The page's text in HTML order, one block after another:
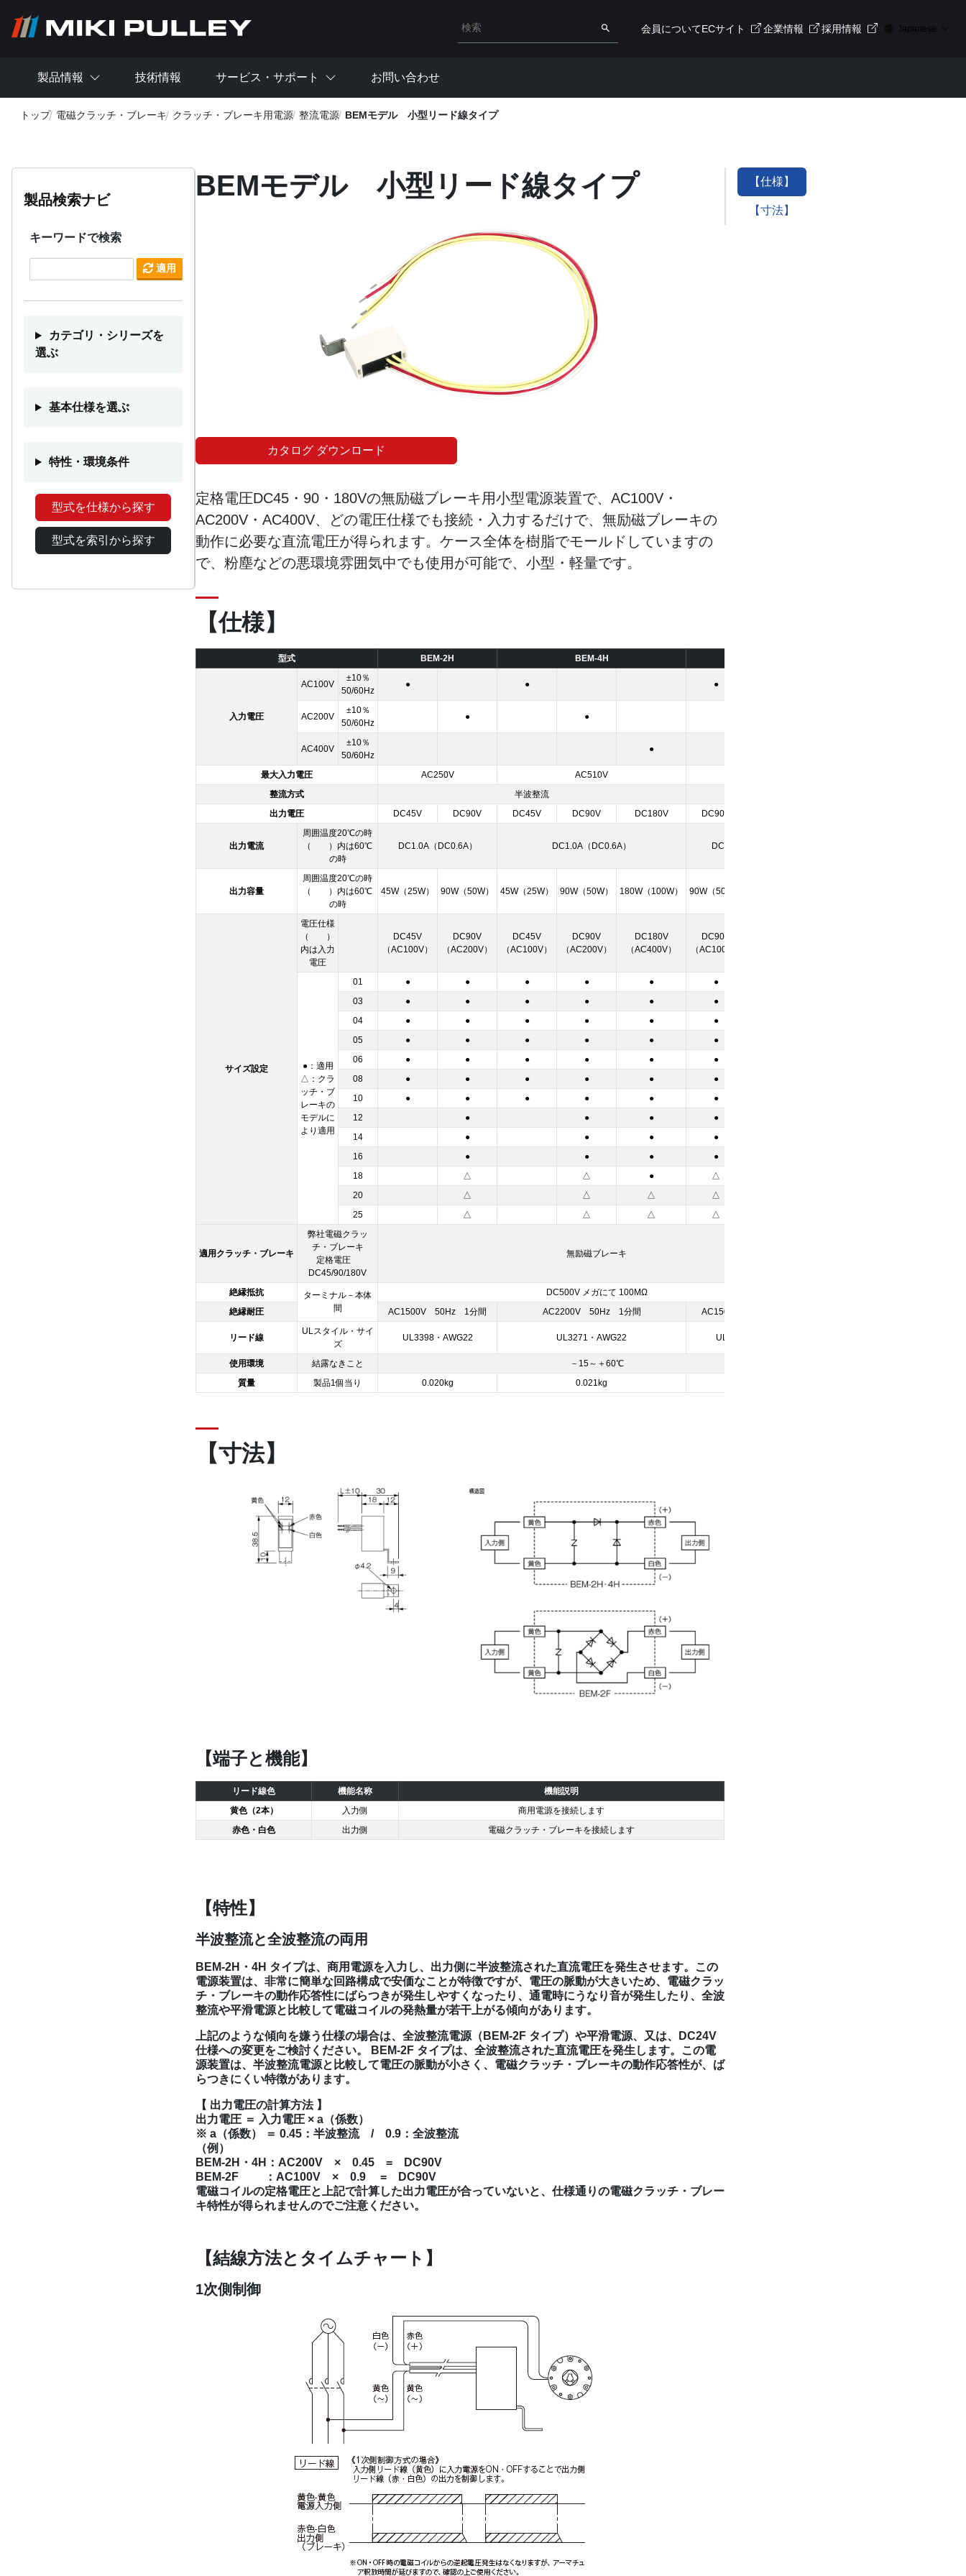
検索キーワード入力 検索
会員についてECサイト 企業情報 採用情報 Japanese
製品情報 技術情報 サービス・サポート お問い合わせ
トップ 電磁クラッチ・ブレーキ クラッチ・ブレーキ用電源 整流電源 BEMモデル 小型リード線タイプ
製品検索ナビ
キーワードで検索
適用
カテゴリ・シリーズを
選ぶ
基本仕様を選ぶ
特性・環境条件
型式を仕様から探す
型式を索引から探す
BEMモデル 小型リード線タイプ
カタログ ダウンロード
定格電圧DC45・90・180Vの無励磁ブレーキ用小型電源装置で、AC100V・
AC200V・AC400V、どの電圧仕様でも接続・入力するだけで、無励磁ブレーキの
動作に必要な直流電圧が得られます。ケース全体を樹脂でモールドしていますの
で、粉塵などの悪環境雰囲気中でも使用が可能で、小型・軽量です。
【仕様】
型式 BEM-2H BEM-4H
入力電圧
AC100V
±10％
50/60Hz
● ● ●
AC200V
±10％
50/60Hz
● ●
AC400V
±10％
50/60Hz
●
最大入力電圧 AC250V AC510V
整流方式
半波整流
出力電圧
DC45V DC90V DC45V DC90V DC180V DC90V
出力電流
周囲温度20℃の時
（ ）内は60℃
の時
DC1.0A（DC0.6A） DC1.0A（DC0.6A） DC1.0A（DC0.6A）
出力容量
周囲温度20℃の時
（ ）内は60℃
の時
45W（25W） 90W（50W） 45W（25W） 90W（50W） 180W（100W） 90W（50W）
サイズ設定
電圧仕様
（ ）
内は入力
電圧
DC45V
（AC100V）
DC90V
（AC200V）
DC45V
（AC100V）
DC90V
（AC200V）
DC180V
（AC400V）
DC90V
（AC100V）
●：適用
△：クラ
ッチ・ブ
レーキの
モデルに
より適用
01 ● ● ● ● ● ●
03
● ● ● ● ● ●
04
● ● ● ● ● ●
05
● ● ● ● ● ●
06
● ● ● ● ● ●
08
● ● ● ● ● ●
10
● ● ● ● ● ●
12
● ● ● ●
14
● ● ● ●
16
● ● ● ●
18
△ △ ● △
20
△ △ △ △
25
△ △ △ △
適用クラッチ・ブレーキ
弊社電磁クラッ
チ・ブレーキ
定格電圧
DC45/90/180V
無励磁ブレーキ
絶縁抵抗
ターミナル－本体
間
DC500V メガにて 100MΩ
絶縁耐圧
AC1500V 50Hz 1分間 AC2200V 50Hz 1分間 AC1500V 50Hz 1分間
リード線
ULスタイル・サイ
ズ
UL3398・AWG22 UL3271・AWG22 UL3398・AWG22
使用環境 結露なきこと
－15～＋60℃
質量
製品1個当り 0.020kg 0.021kg
【寸法】
【端子と機能】
リード線色 機能名称
機能説明
黄色（2本）
入力側
商用電源を接続します
赤色・白色
出力側 電磁クラッチ・ブレーキを接続します
【特性】
半波整流と全波整流の両用
BEM-2H・4H タイプは、商用電源を入力し、出力側に半波整流された直流電圧を発生させます。この
電源装置は、非常に簡単な回路構成で安価なことが特徴ですが、電圧の脈動が大きいため、電磁クラッ
チ・ブレーキの動作応答性にばらつきが発生しやすくなったり、通電時にうなり音が発生したり、全波
整流や平滑電源と比較して電磁コイルの発熱量が若干上がる傾向があります。
上記のような傾向を嫌う仕様の場合は、全波整流電源（BEM-2F タイプ）や平滑電源、又は、DC24V
仕様への変更をご検討ください。 BEM-2F タイプは、全波整流された直流電圧を発生します。この電
源装置は、半波整流電源と比較して電圧の脈動が小さく、電磁クラッチ・ブレーキの動作応答性が、ば
らつきにくい特徴があります。
【 出力電圧の計算方法 】
出力電圧 ＝ 入力電圧 × a（係数）
※ a（係数） ＝ 0.45：半波整流 / 0.9：全波整流
（例）
BEM-2H・4H：AC200V × 0.45 = DC90V
BEM-2F ：AC100V × 0.9 = DC90V
電磁コイルの定格電圧と上記で計算した出力電圧が合っていないと、仕様通りの電磁クラッチ・ブレー
キ特性が得られませんのでご注意ください。
【結線方法とタイムチャート】
1次側制御
【仕様】
【寸法】